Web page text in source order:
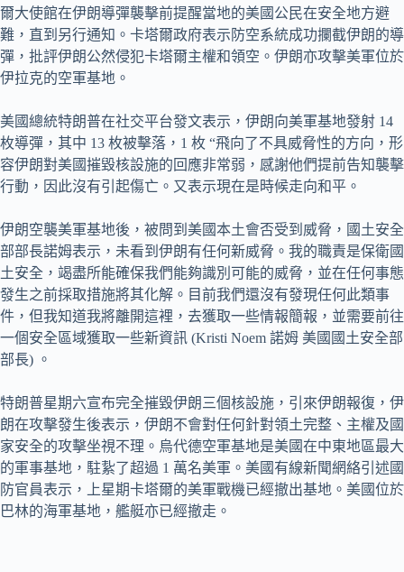
爾大使館在伊朗導彈襲擊前提醒當地的美國公民在安全地方避
難，直到另行通知。卡塔爾政府表示防空系統成功攔截伊朗的導
彈，批評伊朗公然侵犯卡塔爾主權和領空。伊朗亦攻擊美軍位於
伊拉克的空軍基地。
美國總統特朗普在社交平台發文表示，伊朗向美軍基地發射 14
枚導彈，其中 13 枚被擊落，1 枚 “飛向了不具威脅性的方向，形
容伊朗對美國摧毀核設施的回應非常弱，感謝他們提前告知襲擊
行動，因此沒有引起傷亡。又表示現在是時候走向和平。
伊朗空襲美軍基地後，被問到美國本土會否受到威脅，國土安全
部部長諾姆表示，未看到伊朗有任何新威脅。我的職責是保衛國
土安全，竭盡所能確保我們能夠識別可能的威脅，並在任何事態
發生之前採取措施將其化解。目前我們還沒有發現任何此類事
件，但我知道我將離開這裡，去獲取一些情報簡報，並需要前往
一個安全區域獲取一些新資訊 (Kristi Noem 諾姆 美國國土安全部
部長) 。
特朗普星期六宣布完全摧毀伊朗三個核設施，引來伊朗報復，伊
朗在攻擊發生後表示，伊朗不會對任何針對領土完整、主權及國
家安全的攻擊坐視不理。烏代德空軍基地是美國在中東地區最大
的軍事基地，駐紥了超過 1 萬名美軍。美國有線新聞網絡引述國
防官員表示，上星期卡塔爾的美軍戰機已經撤出基地。美國位於
巴林的海軍基地，艦艇亦已經撤走。